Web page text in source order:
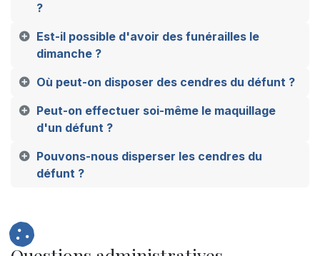
?
Est-il possible d'avoir des funérailles le
dimanche ?
Où peut-on disposer des cendres du défunt ?
Peut-on effectuer soi-même le maquillage
d'un défunt ?
Pouvons-nous disperser les cendres du
défunt ?